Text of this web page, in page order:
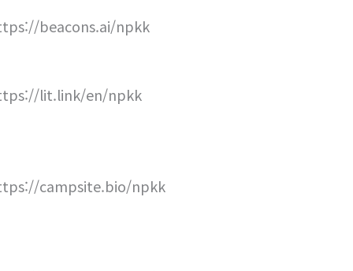
beacons.ai/npkk
lit.link/en/npkk
campsite.bio/npkk